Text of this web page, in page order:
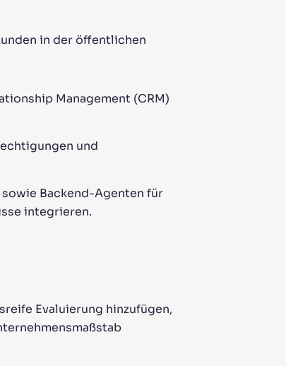
in der öffentlichen
Management (CRM)
und
Backend-Agenten für
integrieren.
Evaluierung hinzufügen,